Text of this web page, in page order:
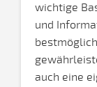
wichtige
und
auch eine